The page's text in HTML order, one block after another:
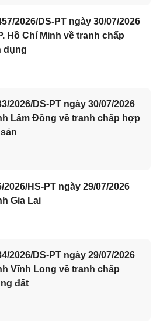
2026/DS-PT ngày 30/07/2026
Hồ Chí Minh về tranh chấp
dụng
2026/DS-PT ngày 30/07/2026
Lâm Đồng về tranh chấp hợp
2026/HS-PT ngày 29/07/2026
Gia Lai
2026/DS-PT ngày 29/07/2026
Vĩnh Long về tranh chấp
đất